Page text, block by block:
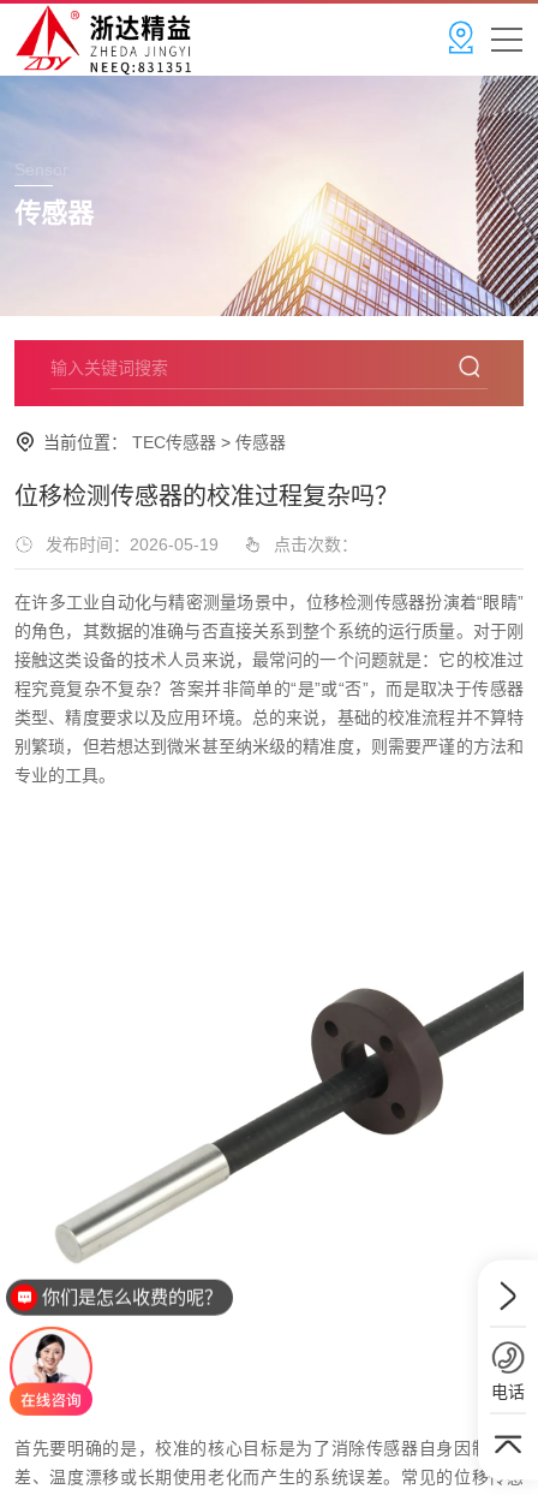
Sensor
传感器
当前位置： TEC传感器 > 传感器
位移检测传感器的校准过程复杂吗？
发布时间：2026-05-19 点击次数：
在许多工业自动化与精密测量场景中，位移检测传感器扮演着“眼睛”
的角色，其数据的准确与否直接关系到整个系统的运行质量。对于刚
接触这类设备的技术人员来说，最常问的一个问题就是：它的校准过
程究竟复杂不复杂？答案并非简单的“是”或“否”，而是取决于传感器
类型、精度要求以及应用环境。总的来说，基础的校准流程并不算特
别繁琐，但若想达到微米甚至纳米级的精准度，则需要严谨的方法和
专业的工具。
首先要明确的是，校准的核心目标是为了消除传感器自身因制造公
差、温度漂移或长期使用老化而产生的系统误差。常见的位移传感
电话
你们是怎么收费的呢？